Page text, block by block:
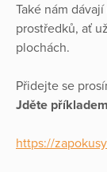
Také nám
prostředků, ať
plochách.
Přidejte se
Jděte
https://